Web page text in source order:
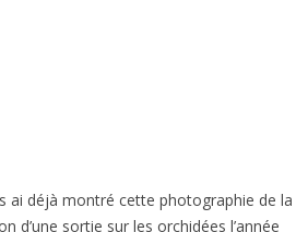
ai déjà montré cette photographie de la
d’une sortie sur les orchidées l’année